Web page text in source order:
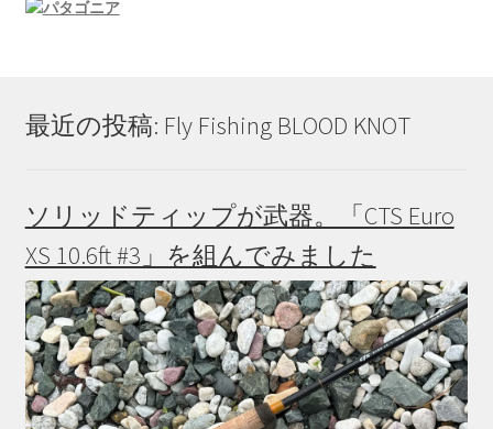
最近の投稿: Fly Fishing BLOOD KNOT
ソリッドティップが武器。「CTS Euro
XS 10.6ft #3」を組んでみました